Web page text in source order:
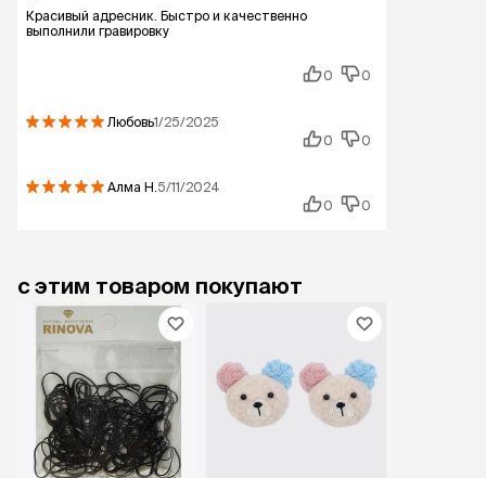
Красивый адресник. Быстро и качественно
выполнили гравировку
0 0
Любовь1/25/2025
0
0
Алма Н. 5/11/2024
0
0
с этим товаром покупают